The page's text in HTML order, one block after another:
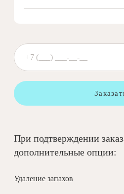
При подтверждении
дополнительные опции:
Удаление запахов